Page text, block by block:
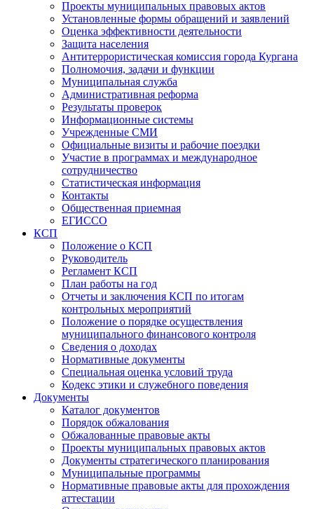
Проекты муниципальных правовых актов
Установленные формы обращений и заявлений
Оценка эффективности деятельности
Защита населения
Антитеррористическая комиссия города Кургана
Полномочия, задачи и функции
Муниципальная служба
Административная реформа
Результаты проверок
Информационные системы
Учрежденные СМИ
Официальные визиты и рабочие поездки
Участие в программах и международное
сотрудничество
Статистическая информация
Контакты
Общественная приемная
ЕГИССО
КСП
Положение о КСП
Руководитель
Регламент КСП
План работы на год
Отчеты и заключения КСП по итогам
контрольных мероприятий
Положение о порядке осуществления
муниципального финансового контроля
Сведения о доходах
Нормативные документы
Специальная оценка условий труда
Кодекс этики и служебного поведения
Документы
Каталог документов
Порядок обжалования
Обжалованные правовые акты
Проекты муниципальных правовых актов
Документы стратегического планирования
Муниципальные программы
Нормативные правовые акты для прохождения
аттестации